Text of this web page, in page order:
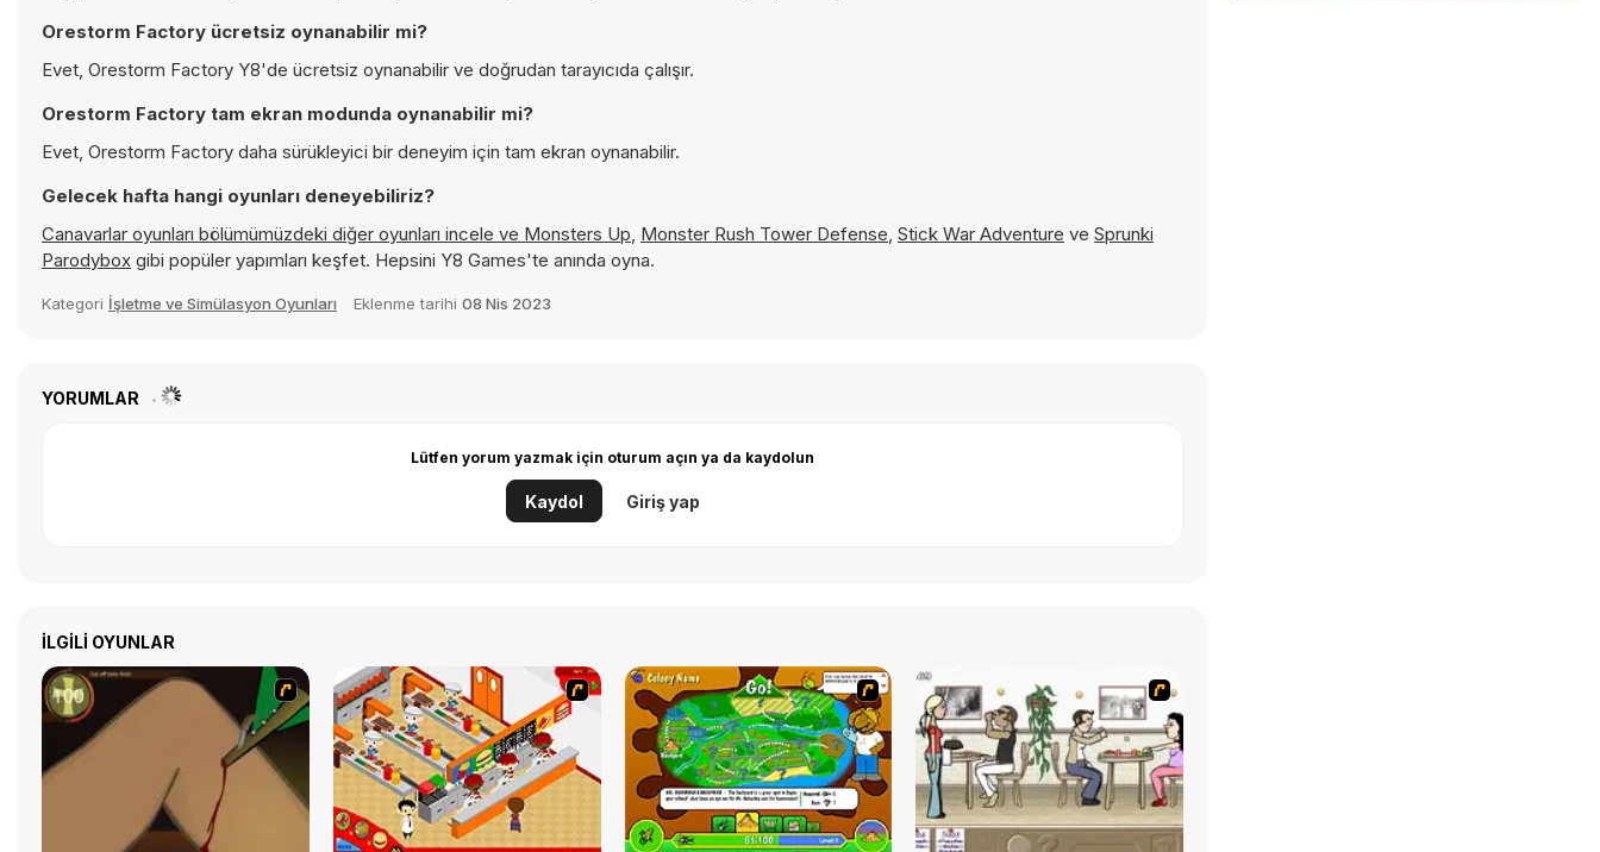
Orestorm Factory ücretsiz oynanabilir mi?
Evet, Orestorm Factory Y8'de ücretsiz oynanabilir ve doğrudan tarayıcıda çalışır.
Orestorm Factory tam ekran modunda oynanabilir mi?
Evet, Orestorm Factory daha sürükleyici bir deneyim için tam ekran oynanabilir.
Gelecek hafta hangi oyunları deneyebiliriz?
Canavarlar oyunları bölümümüzdeki diğer oyunları incele ve Monsters Up, Monster Rush Tower Defense, Stick War Adventure ve Sprunki
Parodybox gibi popüler yapımları keşfet. Hepsini Y8 Games'te anında oyna.
Kategori İşletme ve Simülasyon Oyunları Eklenme tarihi 08 Nis 2023
YORUMLAR
Lütfen yorum yazmak için oturum açın ya da kaydolun
Kaydol Giriş yap
İLGILI OYUNLAR